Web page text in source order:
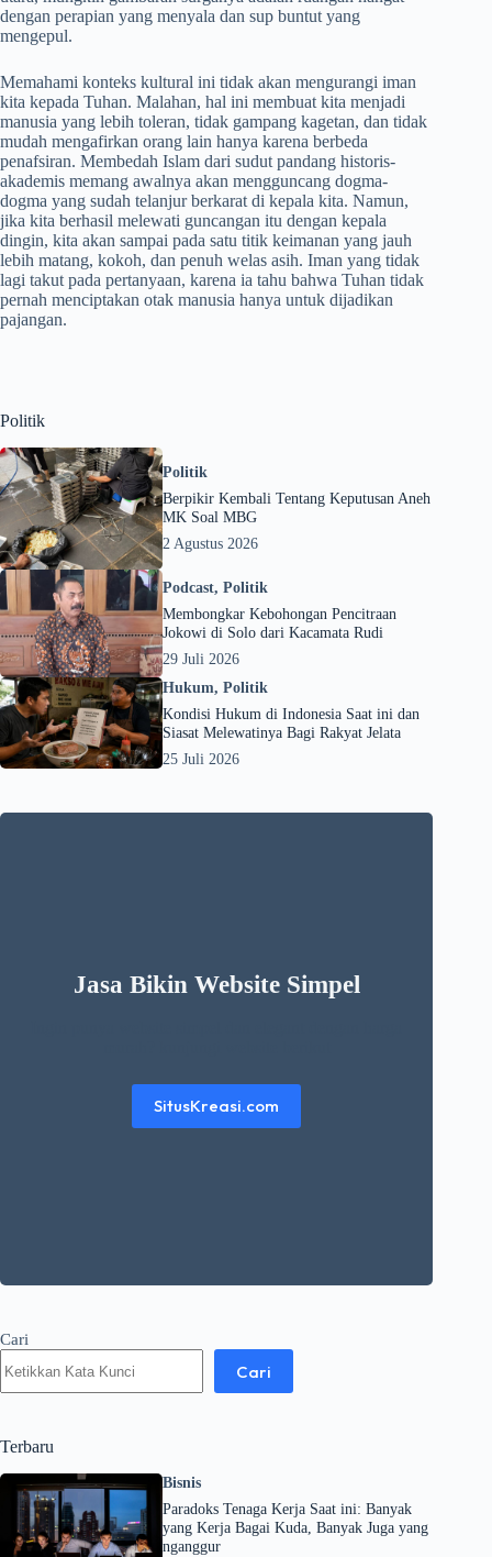
dengan perapian yang menyala dan sup buntut yang
mengepul.
Memahami konteks kultural ini tidak akan mengurangi iman
kita kepada Tuhan. Malahan, hal ini membuat kita menjadi
manusia yang lebih toleran, tidak gampang kagetan, dan tidak
mudah mengafirkan orang lain hanya karena berbeda
penafsiran. Membedah Islam dari sudut pandang historis-
akademis memang awalnya akan mengguncang dogma-
dogma yang sudah telanjur berkarat di kepala kita. Namun,
jika kita berhasil melewati guncangan itu dengan kepala
dingin, kita akan sampai pada satu titik keimanan yang jauh
lebih matang, kokoh, dan penuh welas asih. Iman yang tidak
lagi takut pada pertanyaan, karena ia tahu bahwa Tuhan tidak
pernah menciptakan otak manusia hanya untuk dijadikan
pajangan.
Politik
Politik
Berpikir Kembali Tentang Keputusan Aneh
MK Soal MBG
2 Agustus 2026
Podcast, Politik
Membongkar Kebohongan Pencitraan
Jokowi di Solo dari Kacamata Rudi
29 Juli 2026
Hukum, Politik
Kondisi Hukum di Indonesia Saat ini dan
Siasat Melewatinya Bagi Rakyat Jelata
25 Juli 2026
Jasa Bikin Website Simpel
SitusKreasi.com
Cari
Cari
Terbaru
Bisnis
Paradoks Tenaga Kerja Saat ini: Banyak
yang Kerja Bagai Kuda, Banyak Juga yang
nganggur